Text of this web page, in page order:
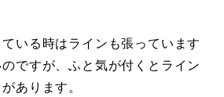
いる時はラインも張っています
ですが、ふと気が付くとライン
あります。